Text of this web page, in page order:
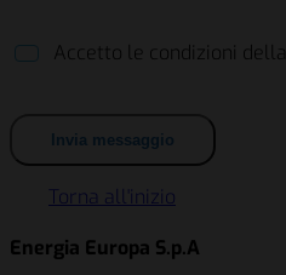
Accetto le condizioni della
Torna all'inizio
Energia Europa S.p.A